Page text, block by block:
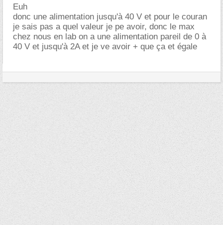
Euh
donc une alimentation jusqu'à 40 V et pour le couran
je sais pas a quel valeur je pe avoir, donc le max
chez nous en lab on a une alimentation pareil de 0 à
40 V et jusqu'à 2A et je ve avoir + que ça et égale